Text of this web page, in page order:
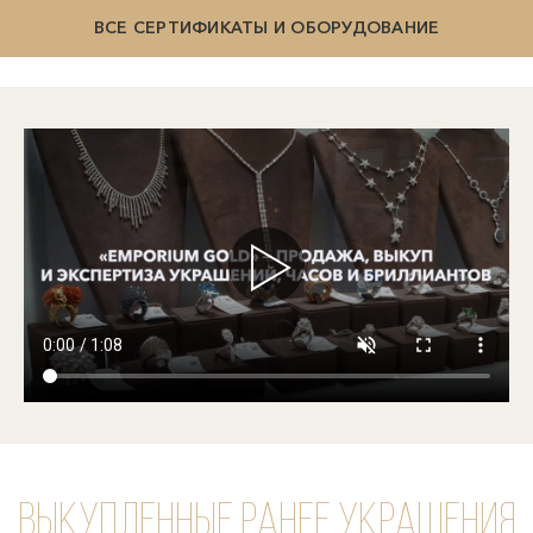
ВСЕ СЕРТИФИКАТЫ И ОБОРУДОВАНИЕ
Выкупленные ранее украшения